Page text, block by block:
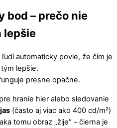
bod – prečo nie
lepšie
automaticky povie, že čím je
lepšie.
presne opačne.
hranie hier alebo sledovanie
(často aj viac ako 400 cd/m²)
tomu obraz „žije“ – čierna je